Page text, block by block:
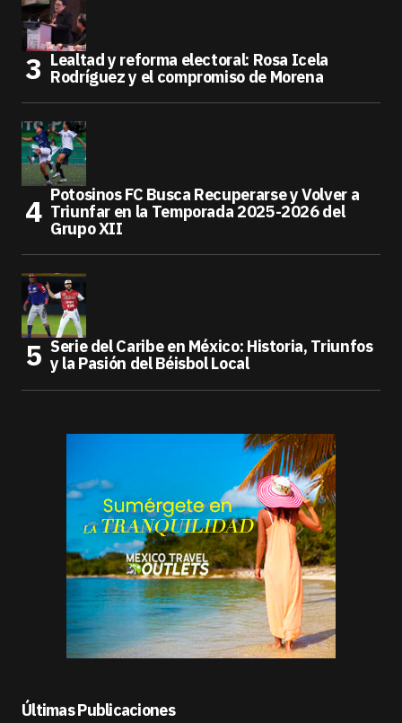
Lealtad y reforma electoral: Rosa Icela
Rodríguez y el compromiso de Morena
Potosinos FC Busca Recuperarse y Volver a
Triunfar en la Temporada 2025-2026 del
Grupo XII
Serie del Caribe en México: Historia, Triunfos
y la Pasión del Béisbol Local
Últimas Publicaciones